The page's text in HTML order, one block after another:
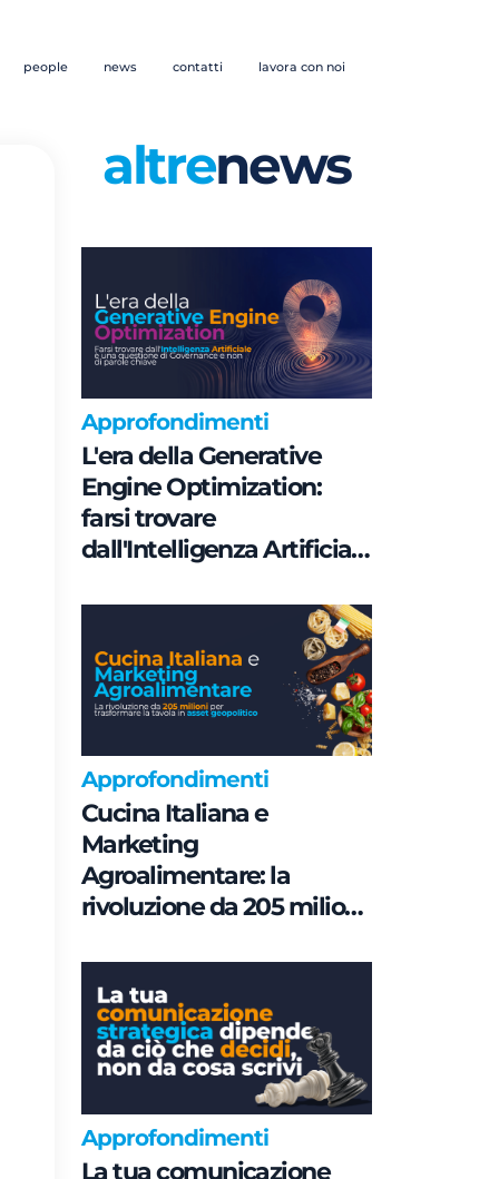
people news contatti lavora con noi
altrenews
Approfondimenti
L'era della Generative
Engine Optimization:
farsi trovare
dall'Intelligenza Artificiale
Governance e non di
parole chiave
Approfondimenti
Cucina Italiana e
Marketing
Agroalimentare: la
rivoluzione da 205 milioni
in asset geopolitico
Approfondimenti
La tua comunicazione